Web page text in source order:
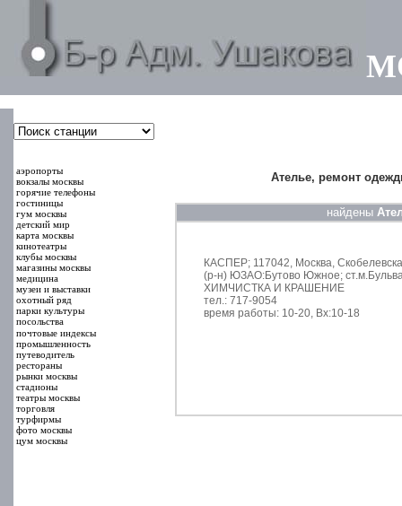
аэропорты
вокзалы москвы
горячие телефоны
гостиницы
гум москвы
детский мир
карта москвы
кинотеатры
клубы москвы
магазины москвы
медицина
музеи и выставки
охотный ряд
парки культуры
посольства
почтовые индексы
промышленность
путеводитель
рестораны
рынки москвы
стадионы
театры москвы
торговля
турфирмы
фото москвы
цум москвы
Ателье, ремонт
найдены
КАСПЕР; 117042, Москва,
(р-н) ЮЗАО:Бутово Южное;
ХИМЧИСТКА И КРАШЕНИЕ
тел.: 717-9054
время работы: 10-20, Вх:10-18